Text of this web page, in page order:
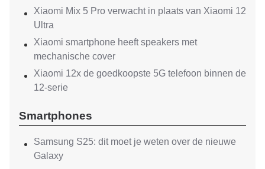
Xiaomi Mix 5 Pro verwacht in plaats van Xiaomi 12
Ultra
Xiaomi smartphone heeft speakers met
mechanische cover
Xiaomi 12x de goedkoopste 5G telefoon binnen de
12-serie
Smartphones
Samsung S25: dit moet je weten over de nieuwe
Galaxy